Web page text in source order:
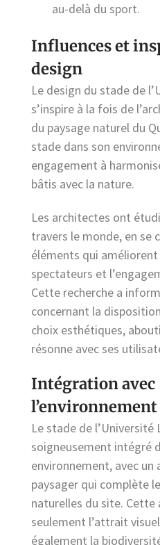
au-delà du sport.
Influences et
design
Le design du stade de
s’inspire à la fois de
du paysage naturel du
stade dans son
engagement à
bâtis avec la nature.
Les architectes ont
travers le monde, en se
éléments qui améliorent
spectateurs et
Cette recherche a
concernant la
choix esthétiques,
résonne avec ses
Intégration avec
Le stade de l’Université
soigneusement intégré
environnement, avec un
paysager qui complète
naturelles du site. Cette
seulement l’attrait
également la